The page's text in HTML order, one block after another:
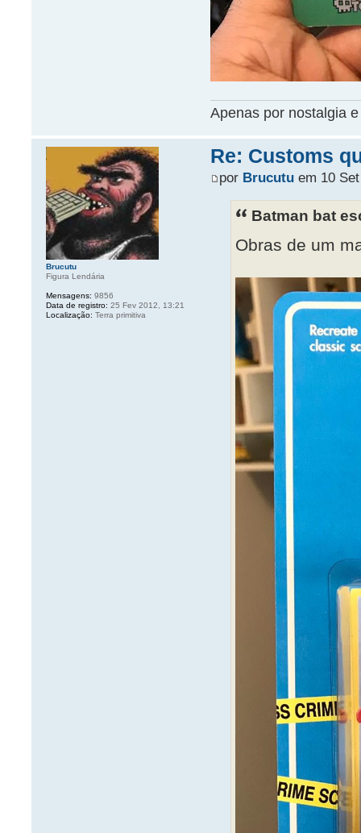
Apenas por nostalgia
Re: Customs
por Brucutuem 10 Set
Batman bat
Obras de um
Brucutu
Figura Lendária
Mensagens: 9856
Data de registro: 25 Fev 2012, 13:21
Localização: Terra primitiva